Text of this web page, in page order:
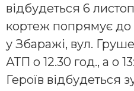
відбудеться 6
кортеж попрямує до
у Збаражі, вул.
АТП о 12.30 год., а о
Героїв відбудеться